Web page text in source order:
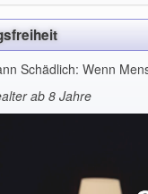
Schädlich: Wenn
ab 8 Jahre